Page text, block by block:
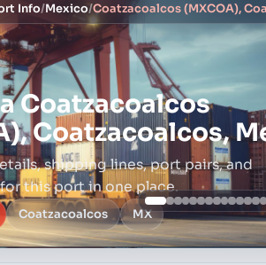
Info/Mexico/Coatzacoalcos (MXCOA),
Coatzacoalcos
Coatzacoalcos,
shipping lines, port pairs, and
this port in one place.
Coatzacoalcos MX